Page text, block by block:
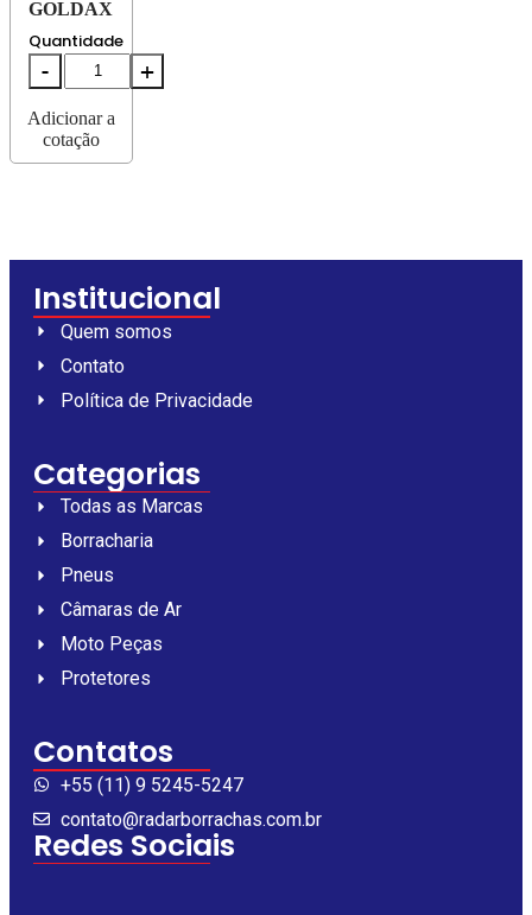
GOLDAX
Quantidade
Adicionar a
cotação
Institucional
Quem somos
Contato
Política de Privacidade
Categorias
Todas as Marcas
Borracharia
Pneus
Câmaras de Ar
Moto Peças
Protetores
Contatos
+55 (11) 9 5245-5247
contato@radarborrachas.com.br
Redes Sociais